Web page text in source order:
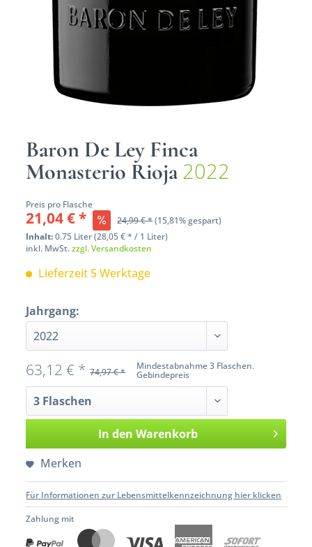
Baron De Ley Finca
Monasterio Rioja2022
Preis pro Flasche
21,04 € * 24,99 € *(15,81% gespart)
Inhalt:0.75 Liter (28,05 € * / 1 Liter)
inkl. MwSt.zzgl. Versandkosten
Lieferzeit 5 Werktage
Jahrgang:
Mindestabnahme 3 Flaschen.
Gebindepreis
63,12 € * 74,97 € *
In den Warenkorb
Merken
Für Informationen zur Lebensmittelkennzeichnung hier klicken
Zahlung mit